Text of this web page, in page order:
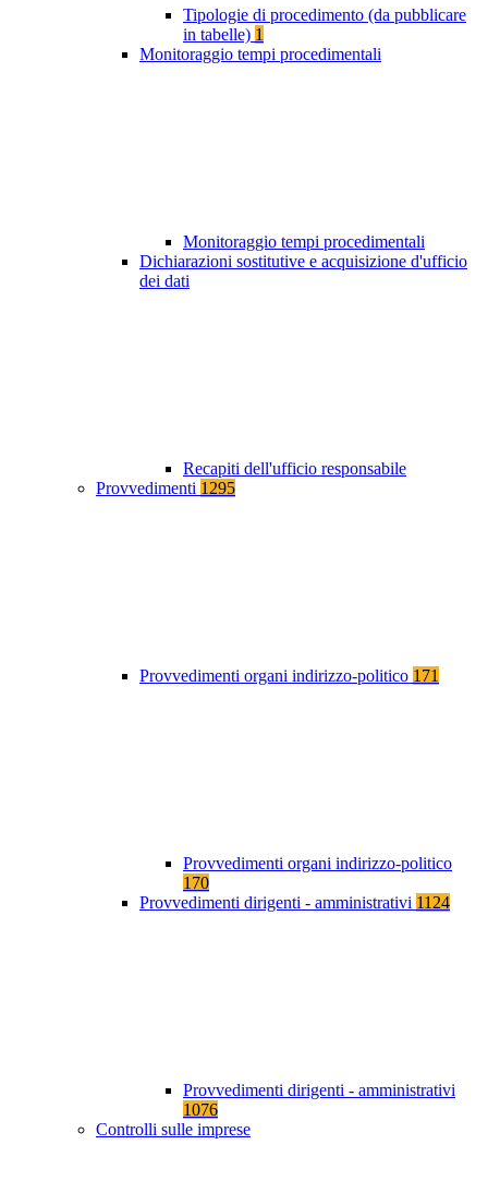
Tipologie di procedimento (da pubblicare
in tabelle) 1
Monitoraggio tempi procedimentali
Monitoraggio tempi procedimentali
Dichiarazioni sostitutive e acquisizione d'ufficio
dei dati
Recapiti dell'ufficio responsabile
Provvedimenti 1295
Provvedimenti organi indirizzo-politico 171
Provvedimenti organi indirizzo-politico
170
Provvedimenti dirigenti - amministrativi 1124
Provvedimenti dirigenti - amministrativi
1076
Controlli sulle imprese